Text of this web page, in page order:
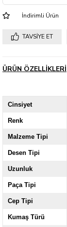
İndirimli Ürün
TAVSIYE ET
ÜRÜN ÖZELLIKLERI
Cinsiyet
Renk
Malzeme Tipi
Desen Tipi
Uzunluk
Paça Tipi
Cep Tipi
Kumaş Türü